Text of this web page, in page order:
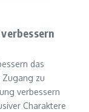
das
Zugang zu
verbessern
Charaktere